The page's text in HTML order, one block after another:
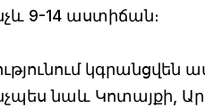
9-14 աստիճան։
կգրանցվեն
նաև Կոտայքի,